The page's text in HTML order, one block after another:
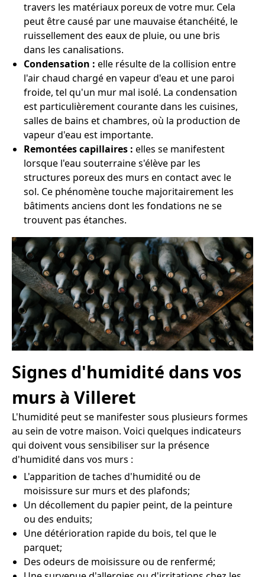
travers les matériaux poreux de votre mur. Cela
peut être causé par une mauvaise étanchéité, le
ruissellement des eaux de pluie, ou une bris
dans les canalisations.
Condensation : elle résulte de la collision entre
l'air chaud chargé en vapeur d'eau et une paroi
froide, tel qu'un mur mal isolé. La condensation
est particulièrement courante dans les cuisines,
salles de bains et chambres, où la production de
vapeur d'eau est importante.
Remontées capillaires : elles se manifestent
lorsque l'eau souterraine s'élève par les
structures poreux des murs en contact avec le
sol. Ce phénomène touche majoritairement les
bâtiments anciens dont les fondations ne se
trouvent pas étanches.
Signes d'humidité dans vos
murs à Villeret
L'humidité peut se manifester sous plusieurs formes
au sein de votre maison. Voici quelques indicateurs
qui doivent vous sensibiliser sur la présence
d'humidité dans vos murs :
L'apparition de taches d'humidité ou de
moisissure sur murs et des plafonds;
Un décollement du papier peint, de la peinture
ou des enduits;
Une détérioration rapide du bois, tel que le
parquet;
Des odeurs de moisissure ou de renfermé;